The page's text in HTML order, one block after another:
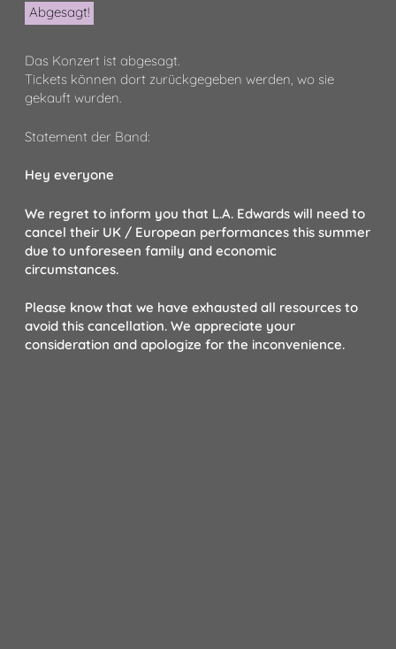
Abgesagt!
Das Konzert ist abgesagt.
Tickets können dort zurückgegeben werden, wo sie
gekauft wurden.
Statement der Band:
Hey everyone
We regret to inform you that L.A. Edwards will need to
cancel their UK / European performances this summer
due to unforeseen family and economic
circumstances.
Please know that we have exhausted all resources to
avoid this cancellation. We appreciate your
consideration and apologize for the inconvenience.